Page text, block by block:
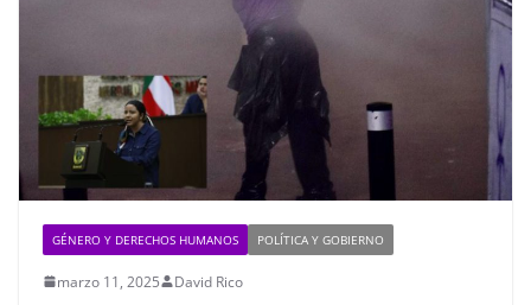
GÉNERO Y DERECHOS HUMANOS POLÍTICA Y GOBIERNO
marzo 11, 2025 David Rico